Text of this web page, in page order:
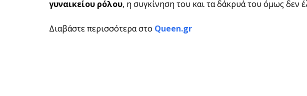
γυναικείου ρόλου, η συγκίνηση του και τα δάκρυά του όμως δεν
Διαβάστε περισσότερα στο Queen.gr